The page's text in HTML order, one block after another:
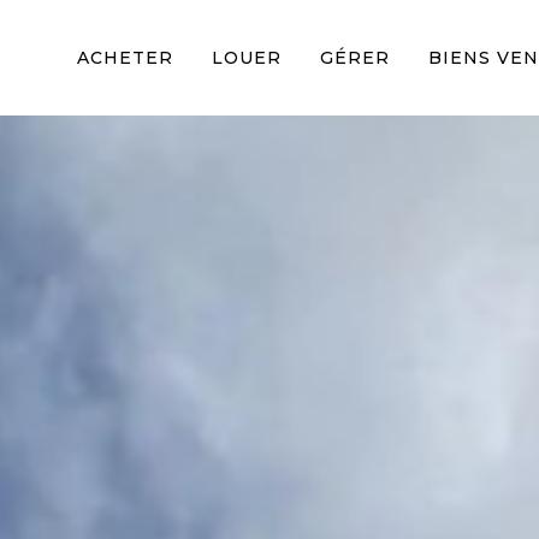
ACHETER LOUER GÉRER BIENS